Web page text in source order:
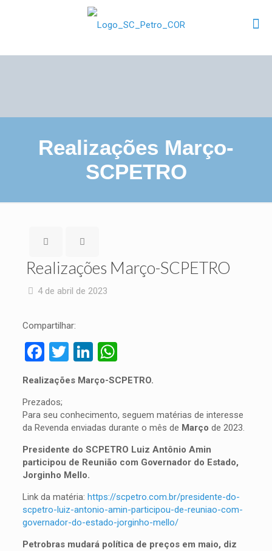
Realizações Março-
SCPETRO
Realizações Março-SCPETRO
4 de abril de 2023
Compartilhar:
Facebook
TwitterLinkedIn
WhatsApp
Realizações Março-SCPETRO.
Prezados;
Para seu conhecimento, seguem matérias de interesse
da Revenda enviadas durante o mês de Março de 2023.
Presidente do SCPETRO Luiz Antônio Amin
participou de Reunião com Governador do Estado,
Jorginho Mello.
Link da matéria: https://scpetro.com.br/presidente-do-
scpetro-luiz-antonio-amin-participou-de-reuniao-com-
governador-do-estado-jorginho-mello/
Petrobras mudará política de preços em maio, diz